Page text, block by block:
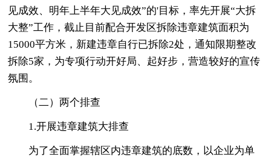
见成效、明年上半年大见成效”的'目标，率先开展“大拆
大整”工作，截止目前配合开发区拆除违章建筑面积为
15000平方米，新建违章自行已拆除2处，通知限期整改
拆除5家，为专项行动开好局、起好步，营造较好的宣传
氛围。
（二）两个排查
1.开展违章建筑大排查
为了全面掌握辖区内违章建筑的底数，以企业为单